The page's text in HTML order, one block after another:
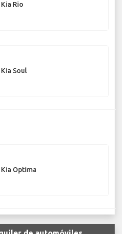
Kia Rio
Kia Soul
Kia Optima